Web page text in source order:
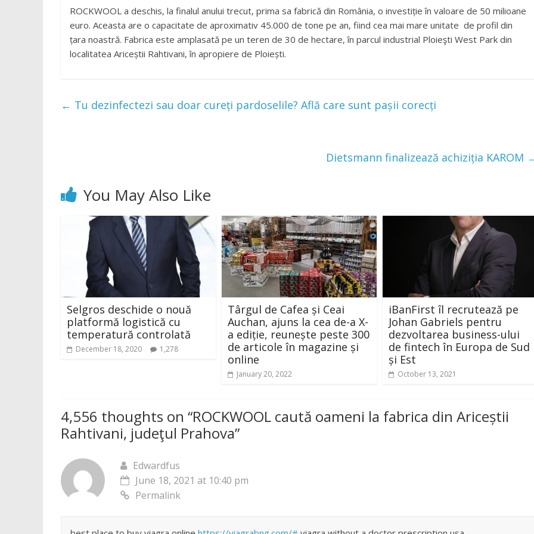
ROCKWOOL a deschis, la finalul anului trecut, prima sa fabrică din România, o investiție în valoare de 50 milioane
euro. Aceasta are o capacitate de aproximativ 45.000 de tone pe an, fiind cea mai mare unitate de profil din
țara noastră. Fabrica este amplasată pe un teren de 30 de hectare, în parcul industrial Ploieşti West Park din
localitatea Ariceștii Rahtivani, în apropiere de Ploiești.
← Tu dezinfectezi sau doar cureți pardoselile? Află care sunt pașii corecți
Dietsmann finalizează achiziția KAROM
You May Also Like
Selgros deschide o nouă
platformă logistică cu
temperatură controlată
December 18, 2020 1,278
Târgul de Cafea și Ceai
Auchan, ajuns la cea de-a X-
a ediție, reunește peste 300
de articole în magazine și
online
January 20, 2022
iBanFirst îl recrutează pe
Johan Gabriels pentru
dezvoltarea business-ului
de fintech în Europa de Sud
și Est
October 13, 2021
4,556 thoughts on “ROCKWOOL caută oameni la fabrica din Ariceștii
Rahtivani, judeţul Prahova”
Edwardfus
June 18, 2021 at 10:40 pm
Permalink